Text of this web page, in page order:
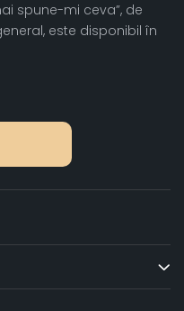
spune-mi ceva”, de
este disponibil în